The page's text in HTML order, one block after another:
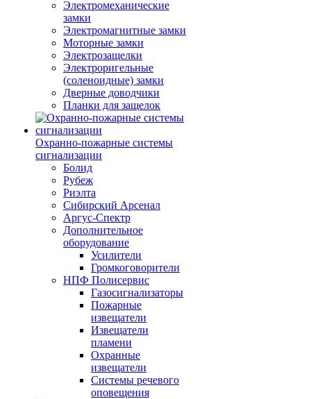
Электромеханические
замки
Электромагнитные замки
Моторные замки
Электрозащелки
Электроригельные
(cоленоидные) замки
Дверные доводчики
Планки для защелок
Охранно-пожарные системы
сигнализации
Болид
Рубеж
Риэлта
Сибирский Арсенал
Аргус-Спектр
Дополнительное
оборудование
Усилители
Громкоговорители
НПФ Полисервис
Газосигнализаторы
Пожарные
извещатели
Извещатели
пламени
Охранные
извещатели
Системы речевого
оповещения